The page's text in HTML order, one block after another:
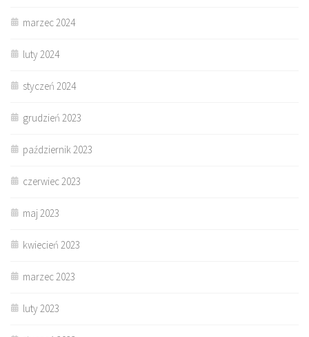
marzec 2024
luty 2024
styczeń 2024
grudzień 2023
październik 2023
czerwiec 2023
maj 2023
kwiecień 2023
marzec 2023
luty 2023